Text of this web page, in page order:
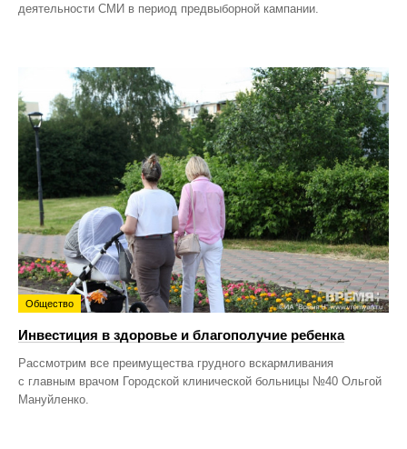
деятельности СМИ в период предвыборной кампании.
Общество
Инвестиция в здоровье и благополучие ребенка
Рассмотрим все преимущества грудного вскармливания
с главным врачом Городской клинической больницы №40 Ольгой
Мануйленко.